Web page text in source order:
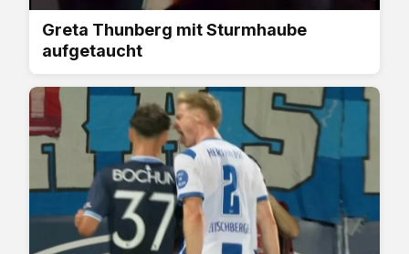
Greta Thunberg mit Sturmhaube
aufgetaucht